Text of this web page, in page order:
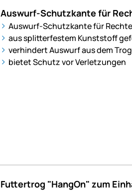
Auswurf-Schutzkante für
Auswurf-Schutzkante für
aus splitterfestem Kunststoff
verhindert Auswurf aus dem Trog
bietet Schutz vor Verletzungen
Futtertrog "HangOn" zum